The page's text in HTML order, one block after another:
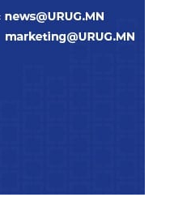
Шатахууны нийлүүлэлт